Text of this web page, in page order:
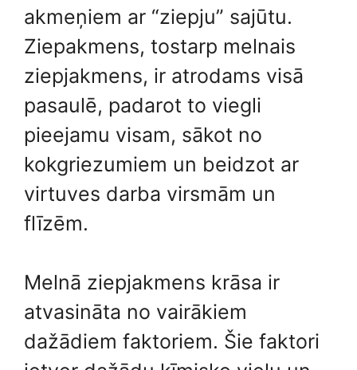
akmeņiem ar “ziepju” sajūtu.
Ziepakmens, tostarp melnais
ziepjakmens, ir atrodams visā
pasaulē, padarot to viegli
pieejamu visam, sākot no
kokgriezumiem un beidzot ar
virtuves darba virsmām un
flīzēm.
Melnā ziepjakmens krāsa ir
atvasināta no vairākiem
dažādiem faktoriem. Šie faktori